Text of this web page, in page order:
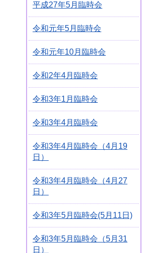
平成27年5月臨時会
令和元年5月臨時会
令和元年10月臨時会
令和2年4月臨時会
令和3年1月臨時会
令和3年4月臨時会
令和3年4月臨時会（4月19
日）
令和3年4月臨時会（4月27
日）
令和3年5月臨時会(5月11日)
令和3年5月臨時会（5月31
日）